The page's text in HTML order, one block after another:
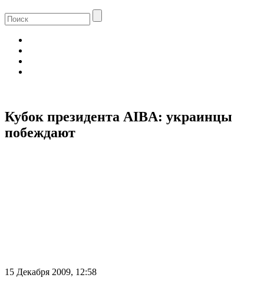
Кубок президента AIBA: украинцы
побеждают
15 Декабря 2009, 12:58